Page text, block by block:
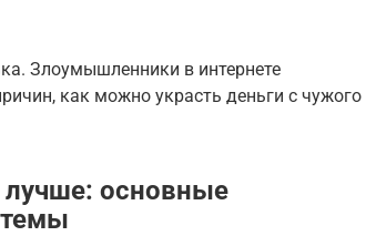
Злоумышленники в интернете
как можно украсть деньги с чужого
основные